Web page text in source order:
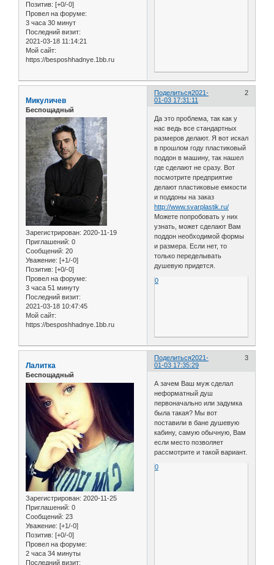
Позитив: [+0/-0]
Провел на форуме:
3 часа 30 минут
Последний визит:
2021-03-18 11:14:21
Мой сайт:
https://besposhhadnye.1bb.ru
Поделиться 2
2021-
01-03 17:31:11
Микуличев
Беспощадный
Зарегистрирован: 2020-11-19
Приглашений: 0
Сообщений: 20
Уважение: [+1/-0]
Позитив: [+0/-0]
Провел на форуме:
3 часа 51 минуту
Последний визит:
2021-03-18 10:47:45
Мой сайт:
https://besposhhadnye.1bb.ru
Да это проблема, так как у
нас ведь все стандартных
размеров делают. Я вот искал
в прошлом году пластиковый
поддон в машину, так нашел
где сделают не сразу. Вот
посмотрите предприятие
делают пластиковые емкости
и поддоны на заказ
http://www.svarplastik.ru/
Можете попробовать у них
узнать, может сделают Вам
поддон необходимой формы
и размера. Если нет, то
только переделывать
душевую придется.
0
Поделиться 3
2021-
01-03 17:35:29
Лалитка
Беспощадный
Зарегистрирован: 2020-11-25
Приглашений: 0
Сообщений: 23
Уважение: [+1/-0]
Позитив: [+0/-0]
Провел на форуме:
2 часа 34 минуты
Последний визит:
А зачем Ваш муж сделал
неформатный душ
первоначально или задумка
была такая? Мы вот
поставили в бане душевую
кабину, самую обычную, Вам
если место позволяет
рассмотрите и такой вариант.
0